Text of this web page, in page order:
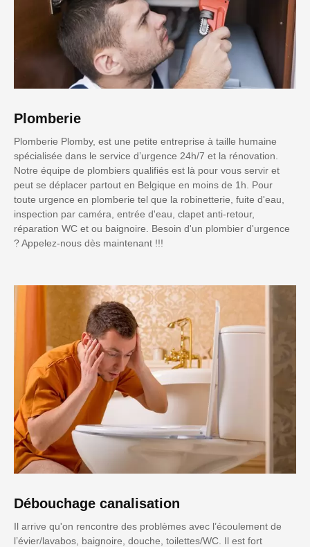
Plomberie
Plomberie Plomby, est une petite entreprise à taille humaine
spécialisée dans le service d’urgence 24h/7 et la rénovation.
Notre équipe de plombiers qualifiés est là pour vous servir et
peut se déplacer partout en Belgique en moins de 1h. Pour
toute urgence en plomberie tel que la robinetterie, fuite d'eau,
inspection par caméra, entrée d'eau, clapet anti-retour,
réparation WC et ou baignoire. Besoin d'un plombier d'urgence
? Appelez-nous dès maintenant !!!
Débouchage canalisation
Il arrive qu'on rencontre des problèmes avec l’écoulement de
l’évier/lavabos, baignoire, douche, toilettes/WC. Il est fort